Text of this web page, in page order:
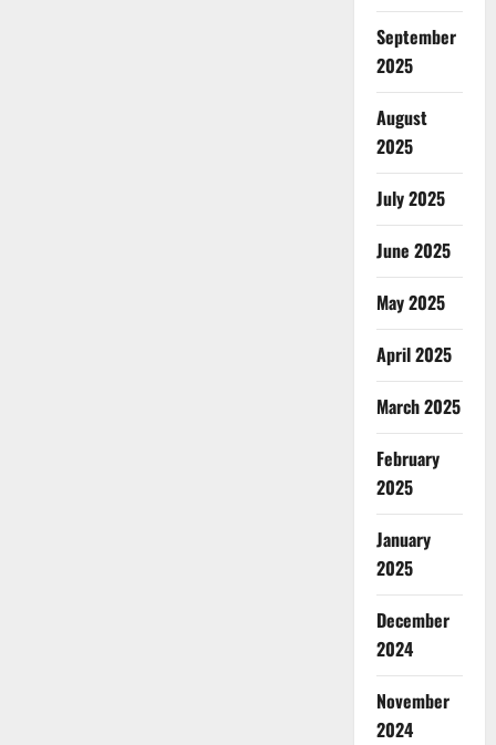
September
2025
August
2025
July 2025
June 2025
May 2025
April 2025
March 2025
February
2025
January
2025
December
2024
November
2024